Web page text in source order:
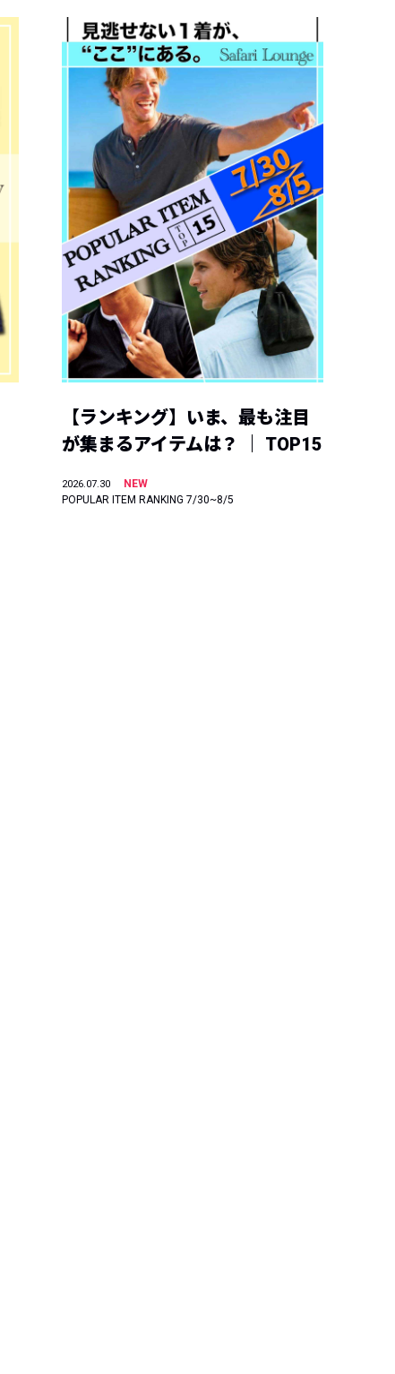
【ランキング】いま、最も注目
が集まるアイテムは？ ｜ TOP15
2026.07.30
NEW
POPULAR ITEM RANKING 7/30~8/5